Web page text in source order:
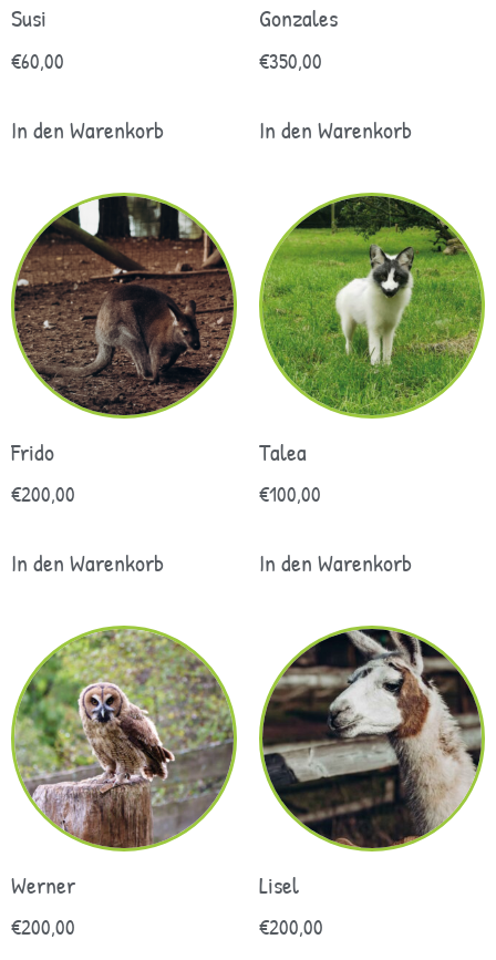
Susi
€60,00
In den Warenkorb
Gonzales
€350,00
In den Warenkorb
Frido
€200,00
In den Warenkorb
Talea
€100,00
In den Warenkorb
Werner
€200,00
Lisel
€200,00